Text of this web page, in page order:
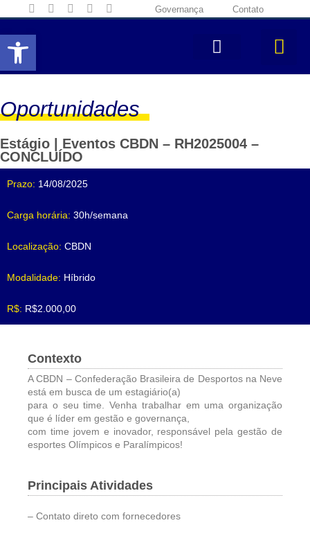
Abrir a barra de ferramentas
Governança Contato
Oportunidades
Estágio | Eventos CBDN – RH2025004 –
CONCLUÍDO
Prazo: 14/08/2025
Carga horária: 30h/semana
Localização: CBDN
Modalidade: Híbrido
R$: R$2.000,00
Contexto
A CBDN – Confederação Brasileira de Desportos na Neve
está em busca de um estagiário(a)
para o seu time. Venha trabalhar em uma organização
que é líder em gestão e governança,
com time jovem e inovador, responsável pela gestão de
esportes Olímpicos e Paralímpicos!
Principais Atividades
– Contato direto com fornecedores